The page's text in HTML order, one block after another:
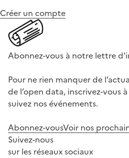
Créer un compte
Abonnez-vous à notre lettre
Pour ne rien manquer de
de l’open data, inscrivez-vous
suivez nos événements.
Abonnez-vousVoir nos
Suivez-nous
sur les réseaux sociaux